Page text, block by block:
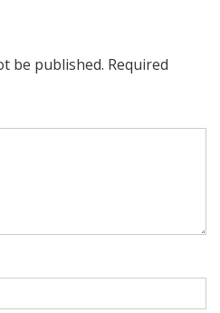
be published. Required